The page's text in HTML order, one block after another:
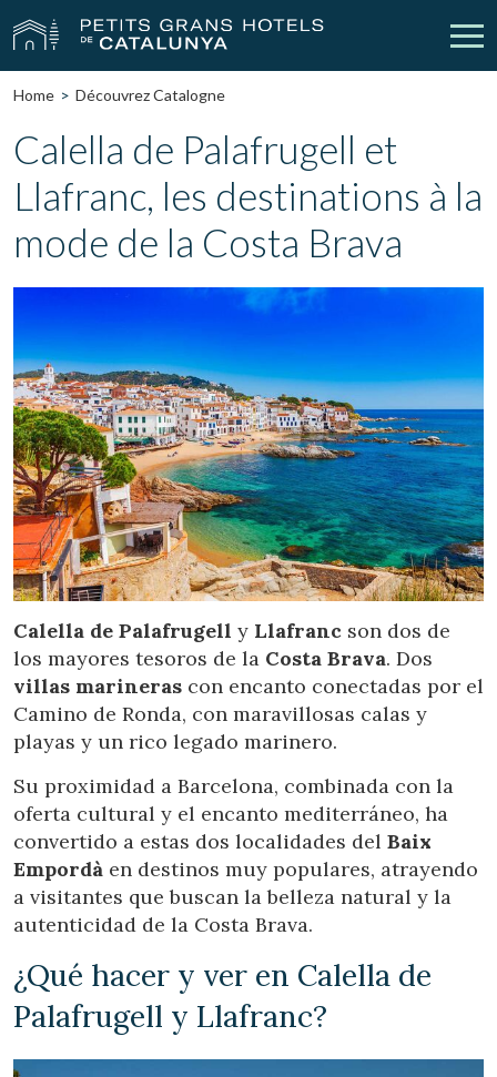
Nos Hôtels Escapades
Mariages Réunions
Chèques Cadeau Découvrez Catalogne
Contact Má réservation
vpn_key Se connecter person Créer un compte
Location/nom de l'hôtel
Home Découvrez Catalogne
Calella de Palafrugell et
Llafranc, les destinations à la
mode de la Costa Brava
Calella de Palafrugell y Llafranc son dos de
los mayores tesoros de la Costa Brava. Dos
villas marineras con encanto conectadas por el
Camino de Ronda, con maravillosas calas y
playas y un rico legado marinero.
Su proximidad a Barcelona, combinada con la
oferta cultural y el encanto mediterráneo, ha
convertido a estas dos localidades del Baix
Empordà en destinos muy populares, atrayendo
a visitantes que buscan la belleza natural y la
autenticidad de la Costa Brava.
¿Qué hacer y ver en Calella de
Palafrugell y Llafranc?